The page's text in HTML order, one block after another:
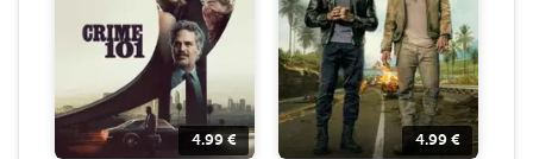
4.99€ 4.99 €